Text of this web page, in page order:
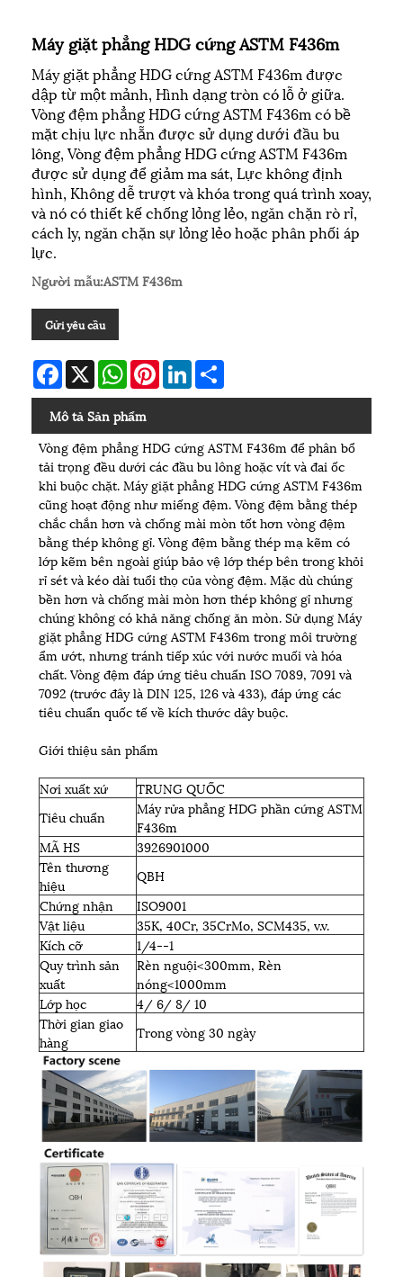
Máy giặt phẳng HDG cứng ASTM F436m
Máy giặt phẳng HDG cứng ASTM F436m được
dập từ một mảnh, Hình dạng tròn có lỗ ở giữa.
Vòng đệm phẳng HDG cứng ASTM F436m có bề
mặt chịu lực nhẵn được sử dụng dưới đầu bu
lông, Vòng đệm phẳng HDG cứng ASTM F436m
được sử dụng để giảm ma sát, Lực không định
hình, Không dễ trượt và khóa trong quá trình xoay,
và nó có thiết kế chống lỏng lẻo, ngăn chặn rò rỉ,
cách ly, ngăn chặn sự lỏng lẻo hoặc phân phối áp
lực.
Người mẫu:ASTM F436m
Gửi yêu cầu
Facebook
X WhatsAppPinterestLinkedIn
Mô tả Sản phẩm
Vòng đệm phẳng HDG cứng ASTM F436m để phân bổ
tải trọng đều dưới các đầu bu lông hoặc vít và đai ốc
khi buộc chặt. Máy giặt phẳng HDG cứng ASTM F436m
cũng hoạt động như miếng đệm. Vòng đệm bằng thép
chắc chắn hơn và chống mài mòn tốt hơn vòng đệm
bằng thép không gỉ. Vòng đệm bằng thép mạ kẽm có
lớp kẽm bên ngoài giúp bảo vệ lớp thép bên trong khỏi
rỉ sét và kéo dài tuổi thọ của vòng đệm. Mặc dù chúng
bền hơn và chống mài mòn hơn thép không gỉ nhưng
chúng không có khả năng chống ăn mòn. Sử dụng Máy
giặt phẳng HDG cứng ASTM F436m trong môi trường
ẩm ướt, nhưng tránh tiếp xúc với nước muối và hóa
chất. Vòng đệm đáp ứng tiêu chuẩn ISO 7089, 7091 và
7092 (trước đây là DIN 125, 126 và 433), đáp ứng các
tiêu chuẩn quốc tế về kích thước dây buộc.
Giới thiệu sản phẩm
Nơi xuất xứ
TRUNG QUỐC
Tiêu chuẩn
Máy rửa phẳng HDG phần cứng ASTM
F436m
MÃ HS
3926901000
Tên thương
hiệu
QBH
Chứng nhận
ISO9001
Vật liệu
35K, 40Cr, 35CrMo, SCM435, v.v.
Kích cỡ
1/4--1
Quy trình sản
xuất
Rèn nguội<300mm, Rèn
nóng<1000mm
Lớp học
4/ 6/ 8/ 10
Thời gian giao
hàng
Trong vòng 30 ngày